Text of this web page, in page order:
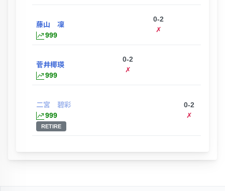
藤山 凜
999
0-2
✗
菅井椰瑛
999
0-2
✗
二宮 碧彩
999
RETIRE
0-2
✗